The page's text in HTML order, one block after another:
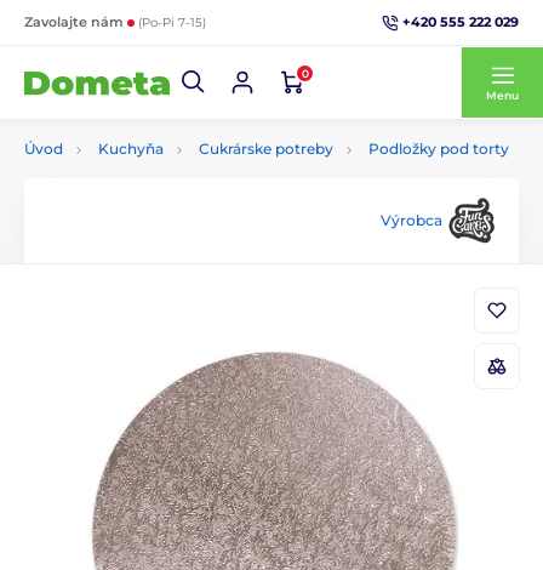
Zavolajte nám (Po-Pi 7-15) +420 555 222 029
0
Menu
Úvod Kuchyňa Cukrárske potreby Podložky pod torty
Výrobca